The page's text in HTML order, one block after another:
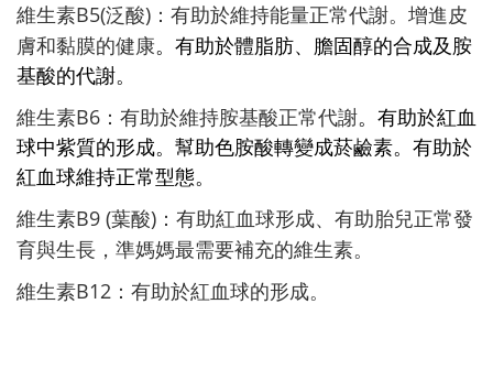
維生素B5(泛酸) ：有助於維持能量正常代謝。增進皮
膚和黏膜的健康。有助於體脂肪、膽固醇的合成及胺
基酸的代謝。
維生素B6 ：有助於維持胺基酸正常代謝。有助於紅血
球中紫質的形成。幫助色胺酸轉變成菸鹼素。有助於
紅血球維持正常型態。
維生素B9 (葉酸) ：有助紅血球形成、有助胎兒正常發
育與生長，準媽媽最需要補充的維生素。
維生素B12 ：有助於紅血球的形成。